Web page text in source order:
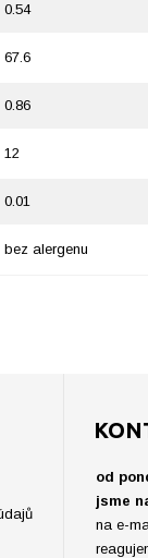
0.54
67.6
0.86
12
0.01
bez alergenu
od
jsme
na e-